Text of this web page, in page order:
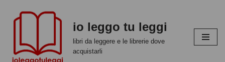
contenuto
io leggo tu leggi
libri da leggere e le librerie dove
acquistarli